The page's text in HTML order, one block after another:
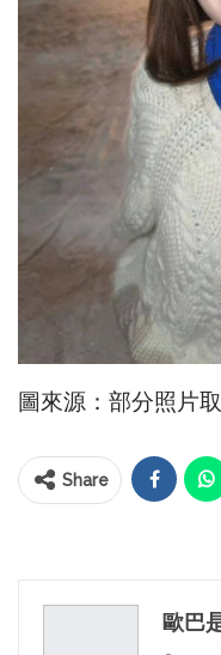
圖來源：部分照片
Share
歐巴